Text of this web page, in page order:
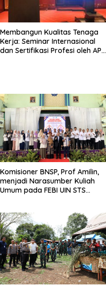
Membangun Kualitas Tenaga
Kerja: Seminar Internasional
dan Sertifikasi Profesi oleh APPI
Komisioner BNSP, Prof Amilin,
menjadi Narasumber Kuliah
Umum pada FEBI UIN STS